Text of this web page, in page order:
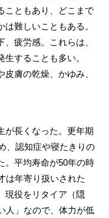
こともあり、どこまで
難しいこともある。
疲労感。これらは、
することも多い。
膚の乾燥、かゆみ、
長くなった。更年期
、認知症や寝たきりの
。平均寿命が50年の時
は年寄り扱いされた
現役をリタイア（隠
人」なので、体力が低